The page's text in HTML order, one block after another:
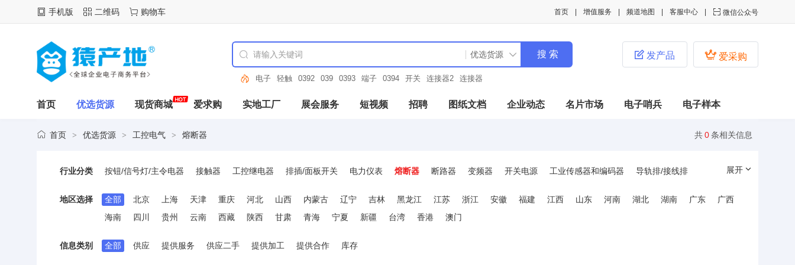
手机版 二维码 购物车  微信公众号
客服中心
频道地图
增值服务
首页
电子 轻触 0392 039 0393 端子 0394 开关 连接器2 连接器
 爱采购
 发产品
首页 优选货源 现货商城 爱求购 实地工厂 展会服务 短视频 招聘 图纸文档 企业动态 名片市场 电子哨兵 电子样本
共0条相关信息
首页 > 优选货源 > 工控电气 > 熔断器
行业分类 按钮/信号灯/主令电器 接触器 工控继电器 排插/面板开关 电力仪表 熔断器 断路器 变频器 开关电源 工业传感器和编码器
导轨排/接线排
可编程控制器(PLC)
制冷/暖通设备 航空接头/防水接头 电线电缆和配件 光源/灯具及配件 驱动与运动控制 信号与控制产品
人机界面及工控机
电源连接器
接线端子 电机与驱动器 光源灯具及配件 制冷暖通设备 工业流量传感器
展开
地区选择 全部 北京 上海 天津 重庆 河北 山西 内蒙古 辽宁 吉林 黑龙江 江苏 浙江 安徽 福建 江西 山东 河南 湖北 湖南 广东
广西
海南
四川 贵州 云南 西藏 陕西 甘肃 青海 宁夏 新疆 台湾 香港 澳门
信息类别 全部 供应 提供服务 供应二手 提供加工 提供合作 库存